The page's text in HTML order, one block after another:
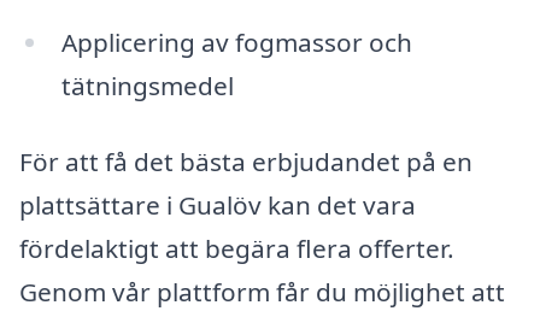
Applicering av fogmassor och
tätningsmedel
För att få det bästa erbjudandet på en
plattsättare i Gualöv kan det vara
fördelaktigt att begära flera offerter.
Genom vår plattform får du möjlighet att